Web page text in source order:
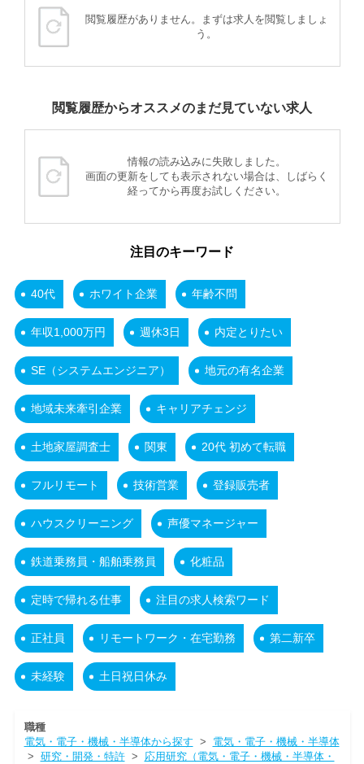
閲覧履歴がありません。まずは求人を閲覧しましょ
う。
閲覧履歴からオススメのまだ見ていない求人
情報の読み込みに失敗しました。
画面の更新をしても表示されない場合は、しばらく
経ってから再度お試しください。
注目のキーワード
40代 ホワイト企業 年齢不問
年収1,000万円 週休3日 内定とりたい
SE（システムエンジニア） 地元の有名企業
地域未来牽引企業 キャリアチェンジ
土地家屋調査士 関東 20代 初めて転職
フルリモート 技術営業 登録販売者
ハウスクリーニング 声優マネージャー
鉄道乗務員・船舶乗務員 化粧品
定時で帰れる仕事 注目の求人検索ワード
正社員 リモートワーク・在宅勤務 第二新卒
未経験 土日祝日休み
職種
電気・電子・機械・半導体から探す > 電気・電子・機械・半導体
> 研究・開発・特許> 応用研究（電気・電子・機械・半導体・